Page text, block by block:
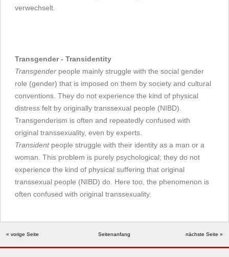
verwechselt.
Transgender - Transidentity
Transgender people mainly struggle with the social gender
role (gender) that is imposed on them by society and cultural
conventions. They do not experience the kind of physical
distress felt by originally transsexual people (NIBD).
Transgenderism is often and repeatedly confused with
original transsexuality, even by experts.
Transidentpeople struggle with their identity as a man or a
woman. This problem is purely psychological; they do not
experience the kind of physical suffering that original
transsexual people (NIBD) do. Here too, the phenomenon is
often confused with original transsexuality.
« vorige Seite Seitenanfang nächste Seite »